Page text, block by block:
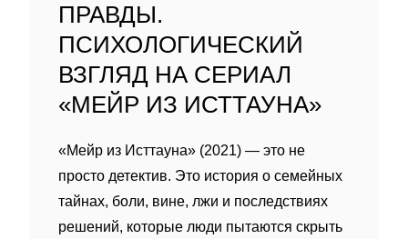
ПРАВДЫ.
ПСИХОЛОГИЧЕСКИЙ
ВЗГЛЯД НА СЕРИАЛ
«МЕЙР ИЗ ИСТТАУНА»
«Мейр из Исттауна» (2021) — это не
просто детектив. Это история о семейных
тайнах, боли, вине, лжи и последствиях
решений, которые люди пытаются скрыть